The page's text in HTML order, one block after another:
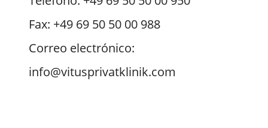
Fax: +49 69 50 50 00 988
Correo electrónico:
info@vitusprivatklinik.com